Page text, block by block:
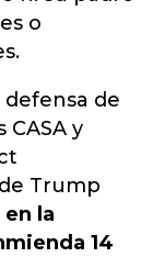
o
defensa de
y
Trump
la
14